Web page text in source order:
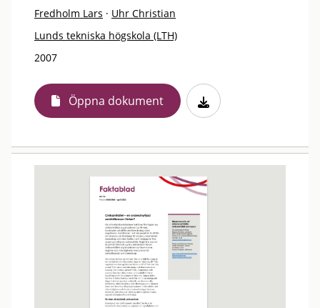
Fredholm Lars · Uhr Christian
Lunds tekniska högskola (LTH)
2007
Öppna dokument